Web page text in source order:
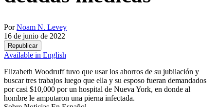
PorNoam N. Levey
16 de junio de 2022
Republicar
Available in English
Elizabeth Woodruff tuvo que usar los ahorros de su jubilación y
buscar tres trabajos luego que ella y su esposo fueran demandados
por casi $10,000 por un hospital de Nueva York, en donde al
hombre le amputaron una pierna infectada.